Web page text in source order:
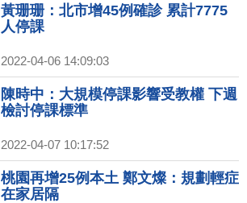
黃珊珊：北市增45例確診 累計7775
人停課
2022-04-06 14:09:03
陳時中：大規模停課影響受教權 下週
檢討停課標準
2022-04-07 10:17:52
桃園再增25例本土 鄭文燦：規劃輕症
在家居隔